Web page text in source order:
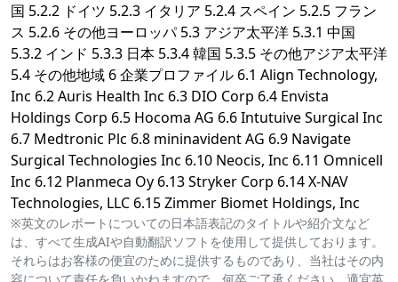
国 5.2.2 ドイツ 5.2.3 イタリア 5.2.4 スペイン 5.2.5 フラン
ス 5.2.6 その他ヨーロッパ 5.3 アジア太平洋 5.3.1 中国
5.3.2 インド 5.3.3 日本 5.3.4 韓国 5.3.5 その他アジア太平洋
5.4 その他地域 6 企業プロファイル 6.1 Align Technology,
Inc 6.2 Auris Health Inc 6.3 DIO Corp 6.4 Envista
Holdings Corp 6.5 Hocoma AG 6.6 Intutuive Surgical Inc
6.7 Medtronic Plc 6.8 mininavident AG 6.9 Navigate
Surgical Technologies Inc 6.10 Neocis, Inc 6.11 Omnicell
Inc 6.12 Planmeca Oy 6.13 Stryker Corp 6.14 X-NAV
Technologies, LLC 6.15 Zimmer Biomet Holdings, Inc
※英文のレポートについての日本語表記のタイトルや紹介文など
は、すべて生成AIや自動翻訳ソフトを使用して提供しております。
それらはお客様の便宜のために提供するものであり、当社はその内